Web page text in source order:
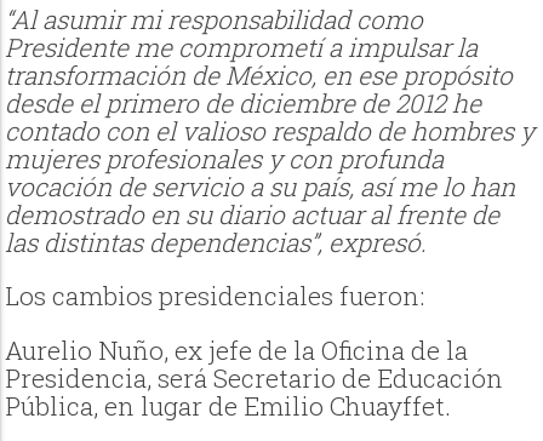
“Al asumir mi responsabilidad como
Presidente me comprometí a impulsar la
transformación de México, en ese propósito
desde el primero de diciembre de 2012 he
contado con el valioso respaldo de hombres y
mujeres profesionales y con profunda
vocación de servicio a su país, así me lo han
demostrado en su diario actuar al frente de
las distintas dependencias”, expresó.
Los cambios presidenciales fueron:
Aurelio Nuño, ex jefe de la Oficina de la
Presidencia, será Secretario de Educación
Pública, en lugar de Emilio Chuayffet.